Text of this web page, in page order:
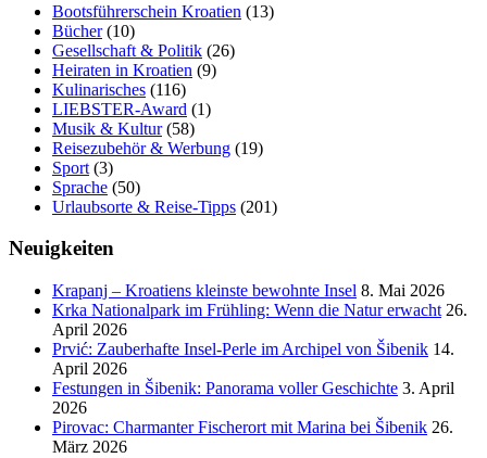
Bootsführerschein Kroatien (13)
Bücher(10)
Gesellschaft & Politik (26)
Heiraten in Kroatien (9)
Kulinarisches (116)
LIEBSTER-Award (1)
Musik & Kultur(58)
Reisezubehör & Werbung (19)
Sport (3)
Sprache (50)
Urlaubsorte & Reise-Tipps (201)
Neuigkeiten
Krapanj – Kroatiens kleinste bewohnte Insel 8. Mai 2026
Krka Nationalpark im Frühling: Wenn die Natur erwacht 26.
April 2026
Prvić: Zauberhafte Insel-Perle im Archipel von Šibenik 14.
April 2026
Festungen in Šibenik: Panorama voller Geschichte 3. April
2026
Pirovac: Charmanter Fischerort mit Marina bei Šibenik 26.
März 2026